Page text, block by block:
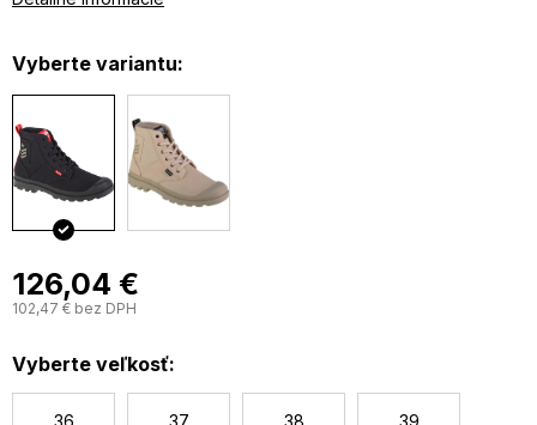
126,04 €
102,47 € bez DPH
Vyberte veľkosť:
36 37 38 39
pevná medzipodrážka z
Vyberte variantu: